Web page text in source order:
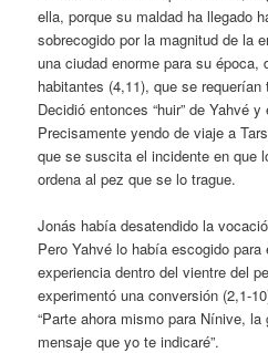
ella, porque su maldad ha llegado
sobrecogido por la magnitud de la
una ciudad enorme para su época,
habitantes (4,11), que se
Decidió entonces “huir” de Yahvé
Precisamente yendo de viaje a
que se suscita el incidente en que
ordena al pez que se lo trague.
Jonás había desatendido la
Pero Yahvé lo había escogido
experiencia dentro del vientre del
experimentó una conversión (2,1-
“Parte ahora mismo para Nínive,
mensaje que yo te indicaré”.